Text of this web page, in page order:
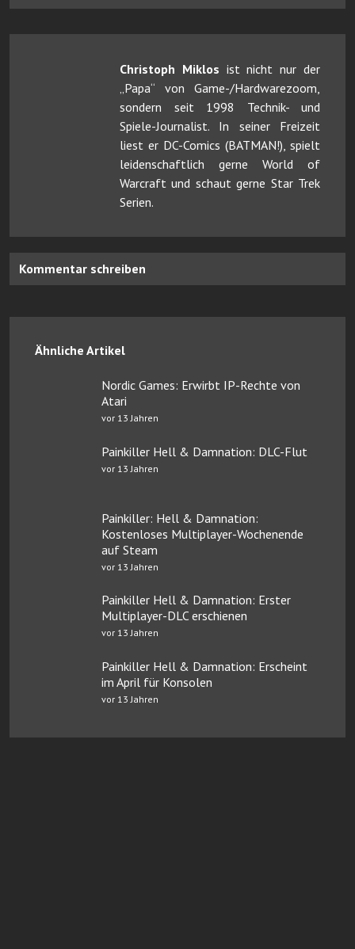
Christoph Miklos ist nicht nur der
„Papa“ von Game-/Hardwarezoom,
sondern seit 1998 Technik- und
Spiele-Journalist. In seiner Freizeit
liest er DC-Comics (BATMAN!), spielt
leidenschaftlich gerne World of
Warcraft und schaut gerne Star Trek
Serien.
Kommentar schreiben
Ähnliche Artikel
Nordic Games: Erwirbt IP-Rechte von
Atari
vor 13 Jahren
Painkiller Hell & Damnation: DLC-Flut
vor 13 Jahren
Painkiller: Hell & Damnation:
Kostenloses Multiplayer-Wochenende
auf Steam
vor 13 Jahren
Painkiller Hell & Damnation: Erster
Multiplayer-DLC erschienen
vor 13 Jahren
Painkiller Hell & Damnation: Erscheint
im April für Konsolen
vor 13 Jahren